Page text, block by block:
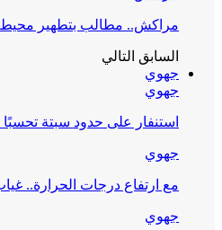
مراكش.. مطالب بتطهير محيط
السابق التالي
جهوي
جهوي
استنفار على حدود سبتة
جهوي
مع ارتفاع درجات الحرارة..
جهوي